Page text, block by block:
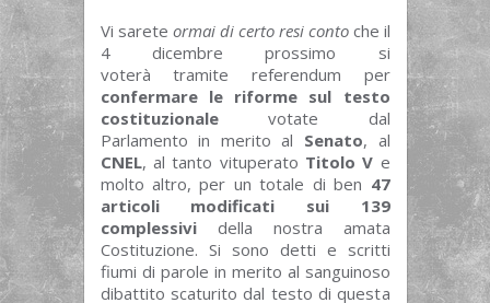
Vi sarete ormai di certo resi contoche il
4 dicembre prossimo si
voterà tramite referendum per
confermare le riforme sul testo
costituzionalevotate dal
Parlamento in merito al Senato, al
CNEL, al tanto vituperato Titolo V e
molto altro, per un totale di ben 47
articoli modificati sui 139
complessividella nostra amata
Costituzione. Si sono detti e scritti
fiumi di parole in merito al sanguinoso
dibattito scaturito dal testo di questa